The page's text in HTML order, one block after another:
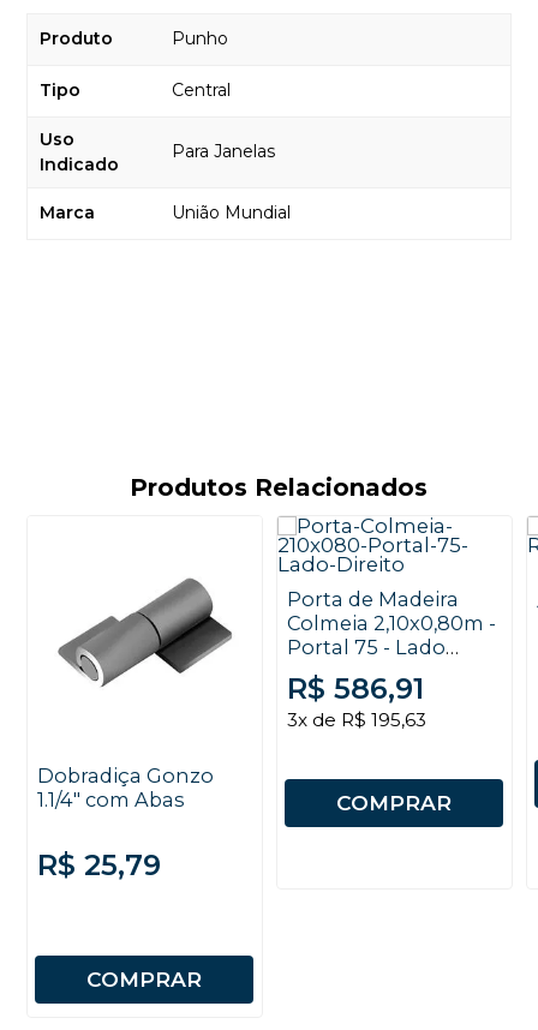
Produto Punho
Tipo Central
Uso
Indicado
Para Janelas
Marca União Mundial
Produtos Relacionados
Dobradiça Gonzo
1.1/4" com Abas
R$ 25,79
COMPRAR
Porta de Madeira
Colmeia 2,10x0,80m -
Portal 75 - Lado
Direito com Alisar
R$ 586,91
3x de R$ 195,63
COMPRAR